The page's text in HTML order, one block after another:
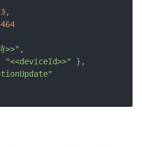
,
>>" ,
"<<deviceId>>"
},